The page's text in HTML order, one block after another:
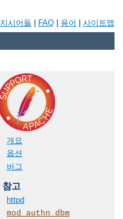
지시어들 FAQ 용어 사이트맵
개요
옵션
버그
참고
httpd
mod_authn_dbm